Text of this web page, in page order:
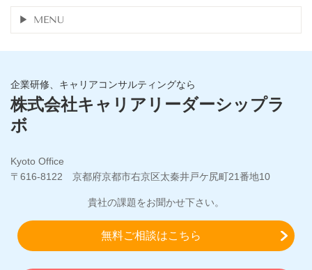
MENU
企業研修、キャリアコンサルティングなら
株式会社キャリアリーダーシップラ
ボ
Kyoto Office
〒616-8122 京都府京都市右京区太秦井戸ケ尻町21番地10
貴社の課題をお聞かせ下さい。
無料ご相談はこちら